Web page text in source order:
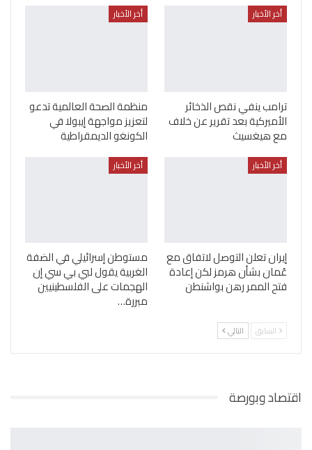
أخر الأخبار
ترامب ينفي نقص الذخائر
الأميركية بعد تقرير عن خلاف
مع هيغسيث
أخر الأخبار
منظمة الصحة العالمية تدعو
لتعزيز مواجهة إيبولا في
الكونغو الديمقراطية
أخر الأخبار
إيران تعلن التوصل لاتفاق مع
عُمان بشأن هرمز لكن إعادة
فتح الممر رهن بواشنطن
أخر الأخبار
مستوطن إسرائيلي في الضفة
الغربية يقول لبي بي سي إن
الهجمات على الفلسطينيين
مبررة…
السابق التالي
اقتصاد وبورصة